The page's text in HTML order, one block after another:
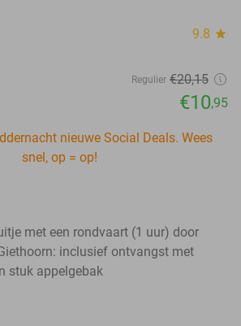
9.8 star
Regulier €20,15
€10,95
nieuwe Social Deals. Wees
snel, op = op!
met een rondvaart (1 uur) door
inclusief ontvangst met
stuk appelgebak